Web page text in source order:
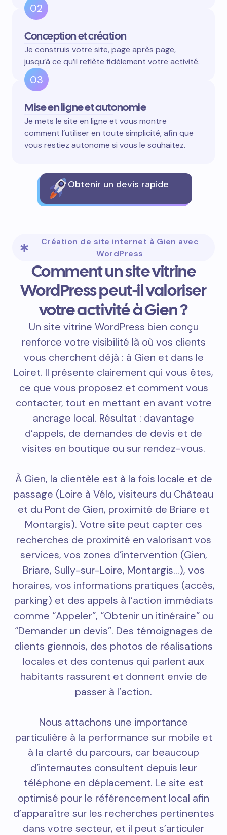
02
Conception et création
Je construis votre site, page après page,
jusqu’à ce qu’il reflète fidèlement votre activité.
03
Mise en ligne et autonomie
Je mets le site en ligne et vous montre
comment l’utiliser en toute simplicité, afin que
vous restiez autonome si vous le souhaitez.
Obtenir un devis rapide
Création de site internet à Gien avec
WordPress
Comment un site vitrine
WordPress peut-il valoriser
votre activité à Gien ?
Un site vitrine WordPress bien conçu
renforce votre visibilité là où vos clients
vous cherchent déjà : à Gien et dans le
Loiret. Il présente clairement qui vous êtes,
ce que vous proposez et comment vous
contacter, tout en mettant en avant votre
ancrage local. Résultat : davantage
d’appels, de demandes de devis et de
visites en boutique ou sur rendez-vous.
À Gien, la clientèle est à la fois locale et de
passage (Loire à Vélo, visiteurs du Château
et du Pont de Gien, proximité de Briare et
Montargis). Votre site peut capter ces
recherches de proximité en valorisant vos
services, vos zones d’intervention (Gien,
Briare, Sully-sur-Loire, Montargis…), vos
horaires, vos informations pratiques (accès,
parking) et des appels à l’action immédiats
comme “Appeler”, “Obtenir un itinéraire” ou
“Demander un devis”. Des témoignages de
clients giennois, des photos de réalisations
locales et des contenus qui parlent aux
habitants rassurent et donnent envie de
passer à l’action.
Nous attachons une importance
particulière à la performance sur mobile et
à la clarté du parcours, car beaucoup
d’internautes consultent depuis leur
téléphone en déplacement. Le site est
optimisé pour le référencement local afin
d’apparaître sur les recherches pertinentes
dans votre secteur, et il peut s’articuler